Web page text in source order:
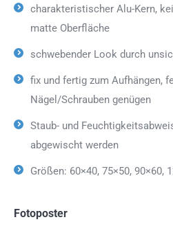
charakteristischer Alu-Kern,
matte Oberfläche
schwebender Look durch
fix und fertig zum Aufhängen,
Nägel/Schrauben genügen
Staub- und
abgewischt werden
Größen: 60×40, 75×50, 90×60,
Fotoposter